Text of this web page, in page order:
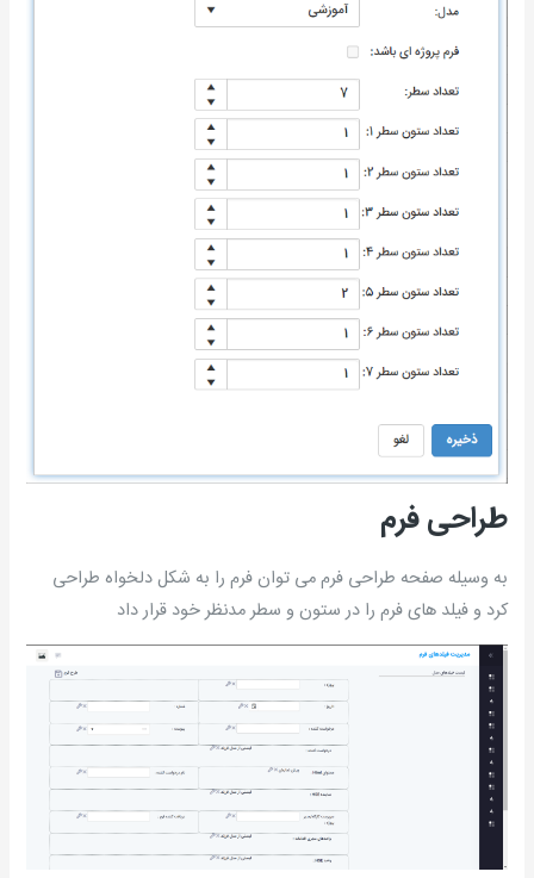
طراحی فرم
به وسیله صفحه طراحی فرم می توان فرم را به شکل دلخواه طراحی
کرد و فیلد های فرم را در ستون و سطر مدنظر خود قرار داد